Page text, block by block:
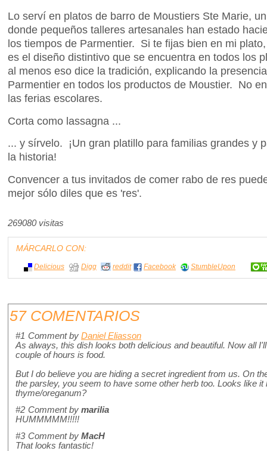
Lo serví en platos de barro de Moustiers Ste Marie,
donde pequeños talleres artesanales han estado
los tiempos de Parmentier. Si te fijas bien en mi
es el diseño distintivo que se encuentra en todos los
al menos eso dice la tradición, explicando la
Parmentier en todos los productos de Moustier. No
las ferias escolares.
Corta como lassagna ...
... y sírvelo. ¡Un gran platillo para familias grandes y
la historia!
Convencer a tus invitados de comer rabo de res
mejor sólo diles que es 'res'.
269080 visitas
MÁRCARLO CON:
Delicious Digg reddit Facebook StumbleUpon
57 COMENTARIOS
#1 Comment by Daniel Eliasson
As always, this dish looks both delicious and beautiful. Now all
couple of hours is food.
But I do believe you are hiding a secret ingredient from us. On
the parsley, you seem to have some other herb too. Looks like
thyme/oreganum?
#2 Comment by marilia
HUMMMMM!!!!!
#3 Comment by MacH
That looks fantastic!